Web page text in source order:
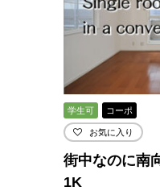
学生可 コーポ
お気に入り
街中なのに南
1K